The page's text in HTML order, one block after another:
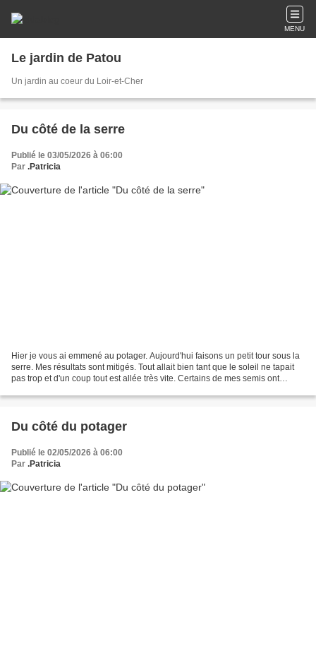
MENU
Le jardin de Patou
Un jardin au coeur du Loir-et-Cher
Du côté de la serre
Publié le 03/05/2026 à 06:00
Par .Patricia
Hier je vous ai emmené au potager. Aujourd'hui faisons un petit tour sous la
serre. Mes résultats sont mitigés. Tout allait bien tant que le soleil ne tapait
pas trop et d'un coup tout est allée très vite. Certains de mes semis ont
Du côté du potager
Publié le 02/05/2026 à 06:00
Par .Patricia